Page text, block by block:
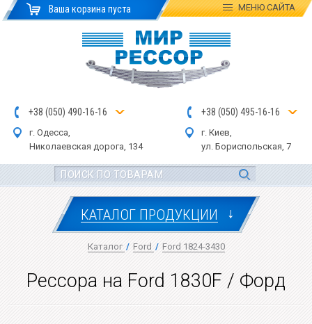
Ваша корзина пуста МЕНЮСАЙТА
+38 (050) 490-16-16
г. Одесса,
Николаевская дорога, 134
+38 (050) 495-16-16
г. Киев,
ул. Бориспольская, 7
КАТАЛОГ ПРОДУКЦИИ ↓
Каталог / Ford / Ford 1824-3430
Рессора на Ford 1830F / Форд